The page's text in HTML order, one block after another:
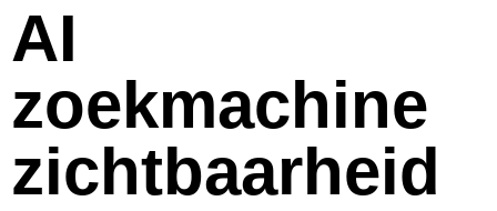
AI
zoekmachine
zichtbaarheid